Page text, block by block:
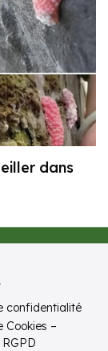
dans
confidentialité
Cookies –